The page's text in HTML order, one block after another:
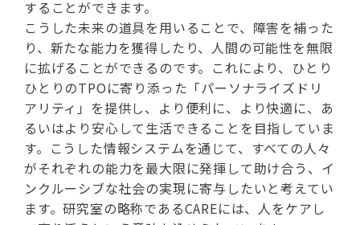
することができます。
こうした未来の道具を用いることで、障害を補った
り、新たな能力を獲得したり、人間の可能性を無限
に拡げることができるのです。これにより、ひとり
ひとりのTPOに寄り添った「パーソナライズドリ
アリティ」を提供し、より便利に、より快適に、あ
るいはより安心して生活できることを目指していま
す。こうした情報システムを通じて、すべての人々
がそれぞれの能力を最大限に発揮して助け合う、イ
ンクルーシブな社会の実現に寄与したいと考えてい
ます。研究室の略称であるCAREには、人をケアし